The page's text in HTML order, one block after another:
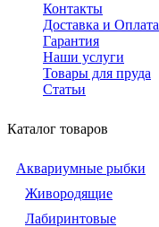
Контакты
Доставка и Оплата
Гарантия
Наши услуги
Товары для пруда
Статьи
Каталог товаров
Аквариумные рыбки
Живородящие
Лабиринтовые